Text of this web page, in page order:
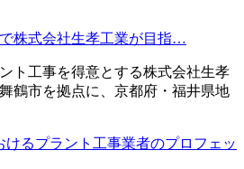
株式会社生孝工業が目指…
ト工事を得意とする株式会社生孝
鶴市を拠点に、京都府・福井県地